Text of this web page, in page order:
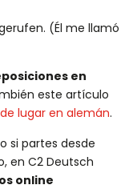
(Él me llamó
en
este artículo
lugar en alemán.
si partes desde
en C2 Deutsch
online